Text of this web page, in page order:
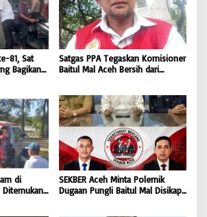
81, Sat
Bagikan
Satgas PPA Tegaskan Komisioner
Baitul Mal Aceh Bersih dari
Penyebaran Hoaks | BONGKAR
‘Perkara.com
di
Ditemukan,
SEKBER Aceh Minta Polemik
Dugaan Pungli Baitul Mal Disikapi